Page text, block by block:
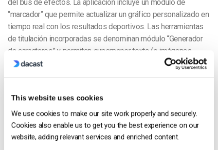
This website uses cookies
We use cookies to make our site work properly and securely.
Cookies also enable us to get you the best experience on our
website, adding relevant services and enriched content.
del bus de efectos. La aplicación incluye un módulo de
“marcador” que permite actualizar un gráfico personalizado en
tiempo real con los resultados deportivos. Las herramientas
de titulación incorporadas se denominan módulo “Generador
de caracteres” y permiten superponer texto (e imágenes
mediante el “Almacén de imágenes fijas”) utilizando el Bus de
efectos.
Grabación local